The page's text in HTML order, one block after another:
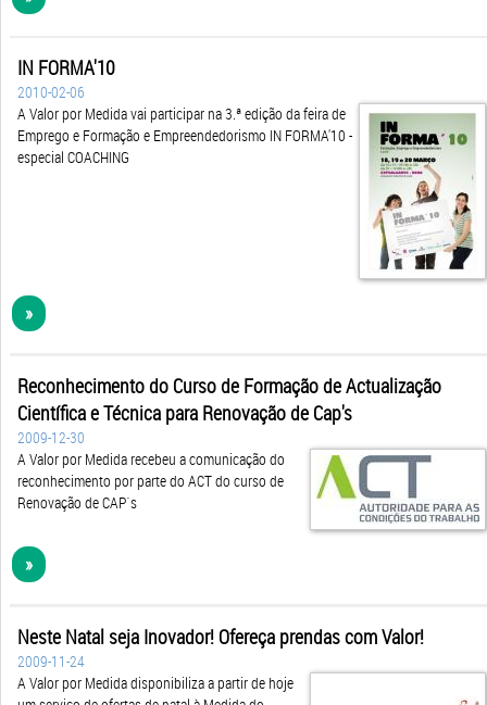
IN FORMA'10
2010-02-06
A Valor por Medida vai participar na 3.ª edição da feira de
Emprego e Formação e Empreendedorismo IN FORMA'10 -
especial COACHING
»
Reconhecimento do Curso de Formação de Actualização
Científica e Técnica para Renovação de Cap's
2009-12-30
A Valor por Medida recebeu a comunicação do
reconhecimento por parte do ACT do curso de
Renovação de CAP´s
»
Neste Natal seja Inovador! Ofereça prendas com Valor!
2009-11-24
A Valor por Medida disponibiliza a partir de hoje
um serviço de ofertas de natal à Medida do